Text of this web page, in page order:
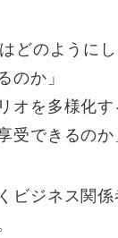
どのように
のか」
オを多様化
受できるのか
ビジネス関